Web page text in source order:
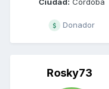
Donador
Rosky73